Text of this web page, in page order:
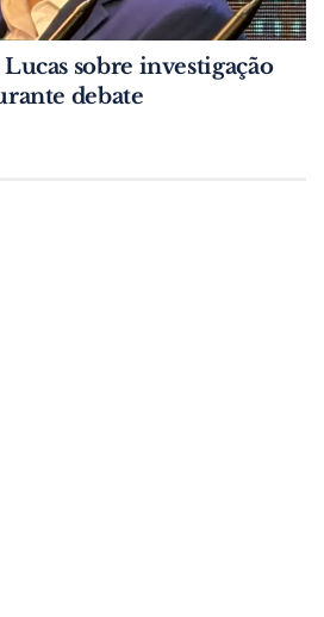
sobre investigação
debate